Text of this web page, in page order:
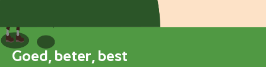
Goed, beter, best